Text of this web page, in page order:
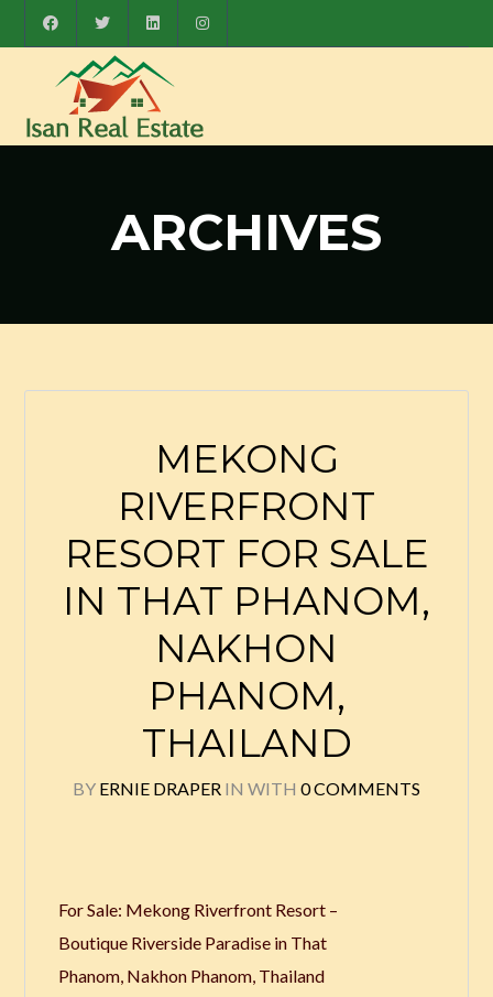
ARCHIVES
MEKONG
RIVERFRONT
RESORT FOR SALE
IN THAT PHANOM,
NAKHON
PHANOM,
THAILAND
BY ERNIE DRAPER IN WITH 0 COMMENTS
For Sale: Mekong Riverfront Resort –
Boutique Riverside Paradise in That
Phanom, Nakhon Phanom, Thailand